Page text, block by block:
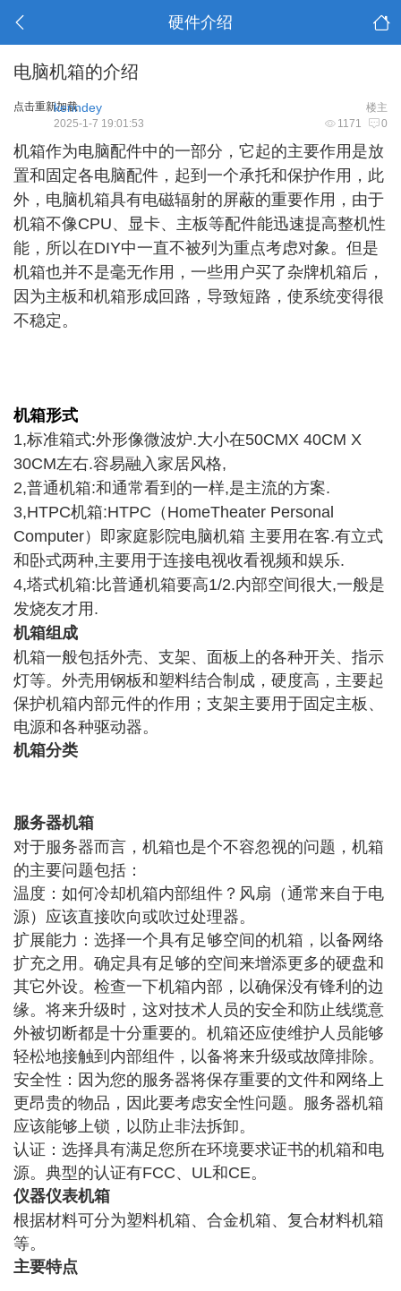
硬件介绍
电脑机箱的介绍
点击重新加载 楼主
kenndey
1171 0
2025-1-7 19:01:53
机箱作为电脑配件中的一部分，它起的主要作用是放
置和固定各电脑配件，起到一个承托和保护作用，此
外，电脑机箱具有电磁辐射的屏蔽的重要作用，由于
机箱不像CPU、显卡、主板等配件能迅速提高整机性
能，所以在DIY中一直不被列为重点考虑对象。但是
机箱也并不是毫无作用，一些用户买了杂牌机箱后，
因为主板和机箱形成回路，导致短路，使系统变得很
不稳定。
机箱形式
1,标准箱式:外形像微波炉.大小在50CMX 40CM X
30CM左右.容易融入家居风格,
2,普通机箱:和通常看到的一样,是主流的方案.
3,HTPC机箱:HTPC（HomeTheater Personal
Computer）即家庭影院电脑机箱 主要用在客.有立式
和卧式两种,主要用于连接电视收看视频和娱乐.
4,塔式机箱:比普通机箱要高1/2.内部空间很大,一般是
发烧友才用.
机箱组成
机箱一般包括外壳、支架、面板上的各种开关、指示
灯等。外壳用钢板和塑料结合制成，硬度高，主要起
保护机箱内部元件的作用；支架主要用于固定主板、
电源和各种驱动器。
机箱分类
服务器机箱
对于服务器而言，机箱也是个不容忽视的问题，机箱
的主要问题包括：
温度：如何冷却机箱内部组件？风扇（通常来自于电
源）应该直接吹向或吹过处理器。
扩展能力：选择一个具有足够空间的机箱 ，以备网络
扩充之用。确定具有足够的空间来增添更多的硬盘和
其它外设。检查一下机箱内部，以确保没有锋利的边
缘。将来升级时，这对技术人员的安全和防止线缆意
外被切断都是十分重要的。机箱还应使维护人员能够
轻松地接触到内部组件，以备将来升级或故障排除。
安全性：因为您的服务器将保存重要的文件和网络上
更昂贵的物品，因此要考虑安全性问题。服务器机箱
应该能够上锁，以防止非法拆卸。
认证：选择具有满足您所在环境要求证书的机箱和电
源。典型的认证有FCC、UL和CE。
仪器仪表机箱
根据材料可分为塑料机箱、合金机箱、复合材料机箱
等。
主要特点